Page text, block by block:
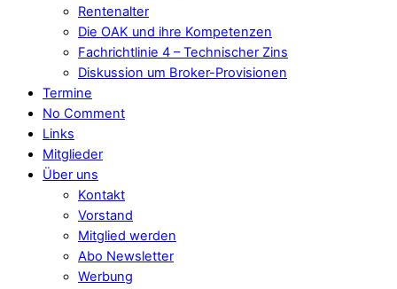
Rentenalter
Die OAK und ihre Kompetenzen
Fachrichtlinie 4 – Technischer Zins
Diskussion um Broker-Provisionen
Termine
No Comment
Links
Mitglieder
Über uns
Kontakt
Vorstand
Mitglied werden
Abo Newsletter
Werbung